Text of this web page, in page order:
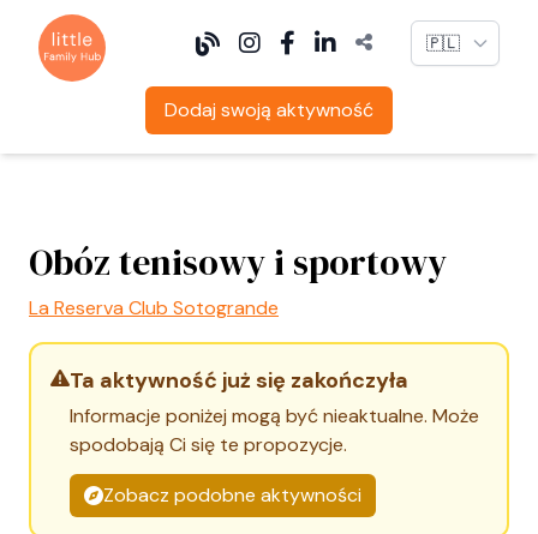
Language
Dodaj swoją aktywność
Obóz tenisowy i sportowy
La Reserva Club Sotogrande
Ta aktywność już się zakończyła
Informacje poniżej mogą być nieaktualne. Może
spodobają Ci się te propozycje.
Zobacz podobne aktywności